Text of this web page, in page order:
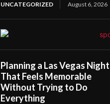
UNCATEGORIZED August 6, 2026
Planning a Las Vegas Night
That Feels Memorable
Without Trying to Do
Everything